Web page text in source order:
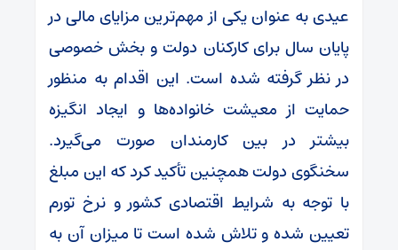
عیدی به عنوان یکی از مهم‌ترین مزایای مالی در
پایان سال برای کارکنان دولت و بخش خصوصی
در نظر گرفته شده است. این اقدام به منظور
حمایت از معیشت خانواده‌ها و ایجاد انگیزه
بیشتر در بین کارمندان صورت می‌گیرد.
سخنگوی دولت همچنین تأکید کرد که این مبلغ
با توجه به شرایط اقتصادی کشور و نرخ تورم
تعیین شده و تلاش شده است تا میزان آن به